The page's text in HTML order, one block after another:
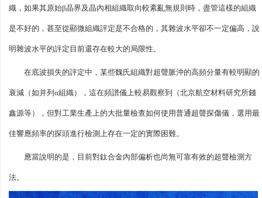
織，如果其原始β晶界及晶內相組織取向較紊亂無規則時，盡管這樣的組織
是不好的，甚至從顯微組織評定是不合格的，其雜波水平卻不一定偏高，說
明雜波水平的評定目前還存在較大的局限性。
在底波損失的評定中，某些魏氏組織對超聲脈沖的高頻分量有較明顯的
衰減（如并列α組織），這在頻譜儀上較易觀察到（北京航空材料研究所錢
鑫源等），但對工業生產上的大批量檢查如何使用普通超聲探傷儀，選用最
佳響應頻率的探頭進行檢測上存在一定的實際困難。
應當說明的是，目前對鈦合金內部偏析也尚無可靠有效的超聲檢測方
法。